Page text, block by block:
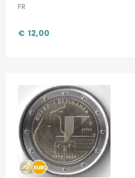
FR
€ 12,00